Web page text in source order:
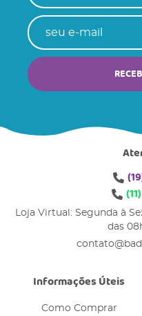
(11)
Loja Virtual: Segunda à
das
Informações Úteis
Como Comprar